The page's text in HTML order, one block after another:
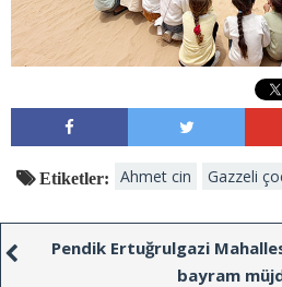
Etiketler: Ahmet cin Gazzeli
Pendik Ertuğrulgazi
bayram